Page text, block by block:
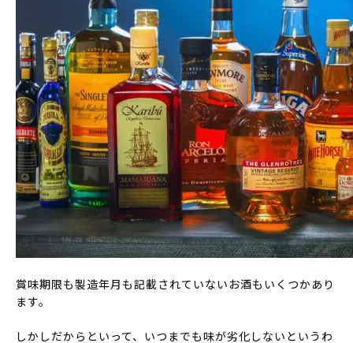
賞味期限も製造年月も記載されていないお酒もいくつかあり
ます。
しかしだからといって、いつまでも味が劣化しないというわ